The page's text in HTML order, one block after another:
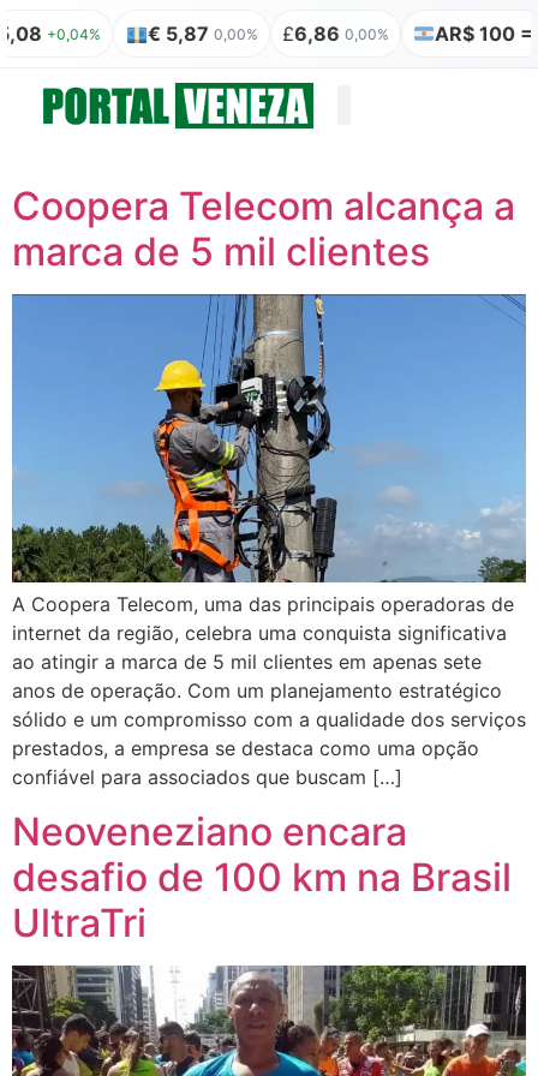
+0,04% € 5,87 0,00% 6,86 0,00% AR$ 100 =
Coopera Telecom alcança a
marca de 5 mil clientes
A Coopera Telecom, uma das principais operadoras de
internet da região, celebra uma conquista significativa
ao atingir a marca de 5 mil clientes em apenas sete
anos de operação. Com um planejamento estratégico
sólido e um compromisso com a qualidade dos serviços
prestados, a empresa se destaca como uma opção
confiável para associados que buscam […]
Neoveneziano encara
desafio de 100 km na Brasil
UltraTri